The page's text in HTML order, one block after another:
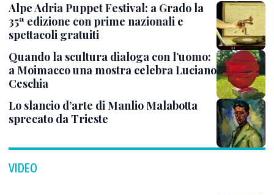
Alpe Adria Puppet Festival: a Grado la
35ª edizione con prime nazionali e
spettacoli gratuiti
Quando la scultura dialoga con l’uomo:
a Moimacco una mostra celebra Luciano
Ceschia
Lo slancio d’arte di Manlio Malabotta
sprecato da Trieste
VIDEO